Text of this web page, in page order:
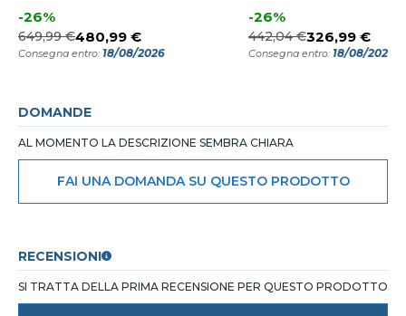
-26%
649,99 €480,99 €
Consegna entro: 18/08/2026
-26%
442,04 €326,99 €
Consegna entro: 18/08/2026
DOMANDE
AL MOMENTO LA DESCRIZIONE SEMBRA CHIARA
FAI UNA DOMANDA SU QUESTO PRODOTTO
RECENSIONI
SI TRATTA DELLA PRIMA RECENSIONE PER QUESTO PRODOTTO